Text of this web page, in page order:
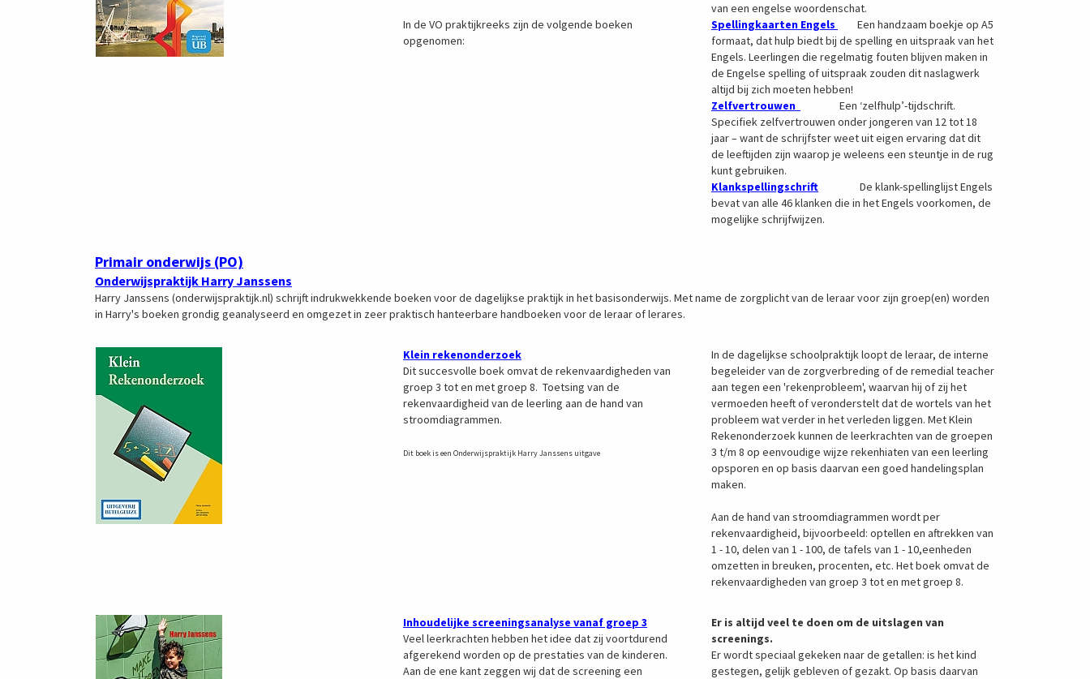
In de VO praktijkreeks zijn de volgende boeken
opgenomen:
van een engelse woordenschat.
Spellingkaarten Engels
Een handzaam boekje op A5
formaat, dat hulp biedt bij de spelling en uitspraak van het
Engels. Leerlingen die regelmatig fouten blijven maken in
de Engelse spelling of uitspraak zouden dit naslagwerk
altijd bij zich moeten hebben!
Zelfvertrouwen
Een ‘zelfhulp’-tijdschrift.
Specifiek zelfvertrouwen onder jongeren van 12 tot 18
jaar – want de schrijfster weet uit eigen ervaring dat dit
de leeftijden zijn waarop je weleens een steuntje in de rug
kunt gebruiken.
Klankspellingschrif
De klank-spellinglijst Engels
bevat van alle 46 klanken die in het Engels voorkomen, de
mogelijke schrijfwijzen.
Primair onderwijs (PO)
Onderwijspraktijk Harry Janssens
Harry Janssens (onderwijspraktijk.nl) schrijft indrukwekkende boeken voor de dagelijkse praktijk in het basisonderwijs. Met name de zorgplicht van de leraar voor zijn groep(en) worden
in Harry's boeken grondig geanalyseerd en omgezet in zeer praktisch hanteerbare handboeken voor de leraar of lerares.
Klein rekenonderzoek
Dit succesvolle boek omvat de rekenvaardigheden van
groep 3 tot en met groep 8. Toetsing van de
rekenvaardigheid van de leerling aan de hand van
stroomdiagrammen.
Dit boek is een Onderwijspraktijk Harry Janssens uitgave
In de dagelijkse schoolpraktijk loopt de leraar, de interne
begeleider van de zorgverbreding of de remedial teacher
aan tegen een 'rekenprobleem', waarvan hij of zij het
vermoeden heeft of veronderstelt dat de wortels van het
probleem wat verder in het verleden liggen. Met Klein
Rekenonderzoek kunnen de leerkrachten van de groepen
3 t/m 8 op eenvoudige wijze rekenhiaten van een leerling
opsporen en op basis daarvan een goed handelingsplan
maken.
Aan de hand van stroomdiagrammen wordt per
rekenvaardigheid, bijvoorbeeld: optellen en aftrekken van
1 - 10, delen van 1 - 100, de tafels van 1 - 10,eenheden
omzetten in breuken, procenten, etc. Het boek omvat de
rekenvaardigheden van groep 3 tot en met groep 8.
Inhoudelijke screeningsanalyse vanaf groep 3
Veel leerkrachten hebben het idee dat zij voortdurend
afgerekend worden op de prestaties van de kinderen.
Aan de ene kant zeggen wij dat de screening een
Er is altijd veel te doen om de uitslagen van
screenings.
Er wordt speciaal gekeken naar de getallen: is het kind
gestegen, gelijk gebleven of gezakt. Op basis daarvan